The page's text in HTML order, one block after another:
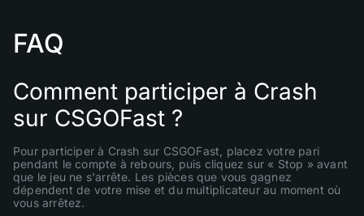
FAQ
Comment participer à Crash
sur CSGOFast ?
Pour participer à Crash sur CSGOFast, placez votre pari
pendant le compte à rebours, puis cliquez sur « Stop » avant
que le jeu ne s'arrête. Les pièces que vous gagnez
dépendent de votre mise et du multiplicateur au moment où
vous arrêtez.